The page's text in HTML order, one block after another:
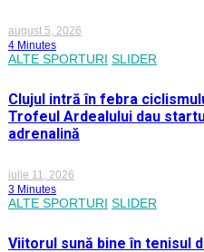
august 5, 2026
4 Minutes
ALTE SPORTURI SLIDER
Clujul intră în febra
Trofeul Ardealului dau
adrenalină
iulie 11, 2026
3 Minutes
ALTE SPORTURI SLIDER
Viitorul sună bine în tenisul